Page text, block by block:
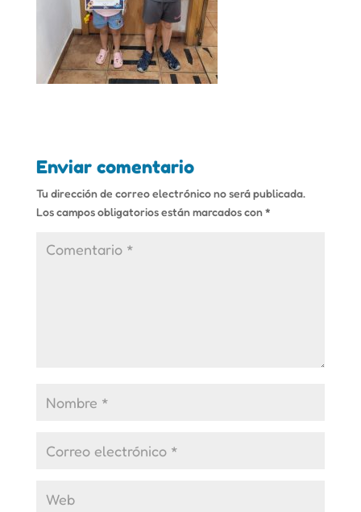
Enviar comentario
Tu dirección de correo electrónico no será publicada.
Los campos obligatorios están marcados con*